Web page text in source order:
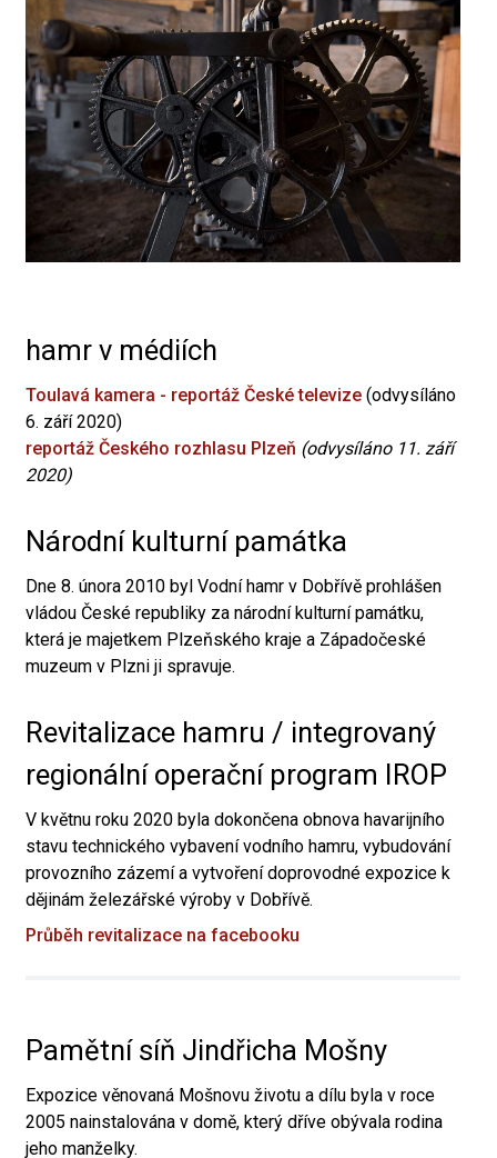
hamr v médiích
Toulavá kamera - reportáž České televize (odvysíláno
6. září 2020)
reportáž Českého rozhlasu Plzeň (odvysíláno 11. září
2020)
Národní kulturní památka
Dne 8. února 2010 byl Vodní hamr v Dobřívě prohlášen
vládou České republiky za národní kulturní památku,
která je majetkem Plzeňského kraje a Západočeské
muzeum v Plzni ji spravuje.
Revitalizace hamru / integrovaný
regionální operační program IROP
V květnu roku 2020 byla dokončena obnova havarijního
stavu technického vybavení vodního hamru, vybudování
provozního zázemí a vytvoření doprovodné expozice k
dějinám železářské výroby v Dobřívě.
Průběh revitalizace na facebooku
Pamětní síň Jindřicha Mošny
Expozice věnovaná Mošnovu životu a dílu byla v roce
2005 nainstalována v domě, který dříve obývala rodina
jeho manželky.